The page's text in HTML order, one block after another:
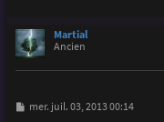
Martial
Ancien
M
mer. juil. 03, 2013 00:14